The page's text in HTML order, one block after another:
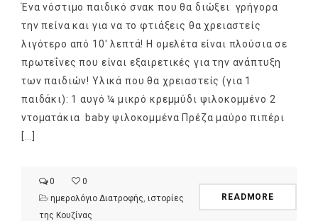
Ένα νόστιμο παιδικό σνακ που θα διώξει γρήγορα
την πείνα και για να το φτιάξεις θα χρειαστείς
λιγότερο από 10′ λεπτά! Η ομελέτα είναι πλούσια σε
πρωτεΐνες που είναι εξαιρετικές για την ανάπτυξη
των παιδιών! Υλικά που θα χρειαστείς (για 1
παιδάκι): 1 αυγό ¼ μικρό κρεμμύδι ψιλοκομμένo 2
ντοματάκια baby ψιλοκομμένα Πρέζα μαύρο πιπέρι
[…]
0
0
ημερολόγιο Διατροφής ιστορίες
της Κουζίνας
READMORE